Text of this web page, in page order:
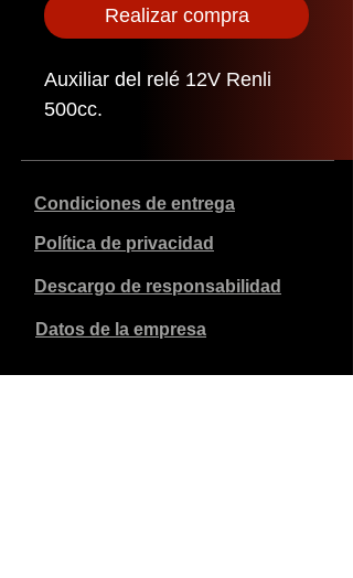
Realizar compra
Auxiliar del relé 12V Renli
500cc.
Condiciones de entrega
Política de privacidad
Descargo de responsabilidad
Datos de la empresa